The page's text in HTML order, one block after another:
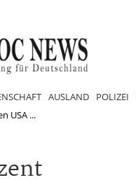
AUSLAND POLIZEI
USA ...